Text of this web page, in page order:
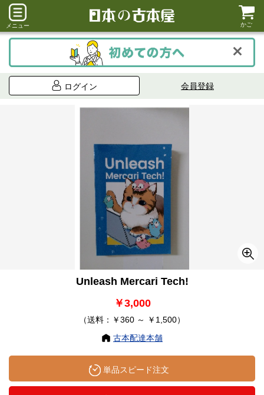
メニュー かご
ログイン 会員登録
Unleash Mercari Tech!
￥3,000
（送料：￥360 ～ ￥1,500）
古本配達本舗
単品スピード注文